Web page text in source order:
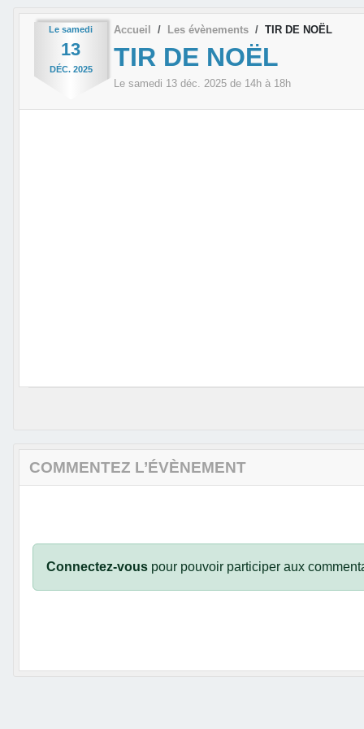
Le samedi
13
DÉC. 2025
Accueil Les évènements TIR DE NOËL
TIR DE NOËL
Le samedi 13 déc. 2025 de 14h à 18h
COMMENTEZ L’ÉVÈNEMENT
Connectez-vous pour pouvoir participer aux